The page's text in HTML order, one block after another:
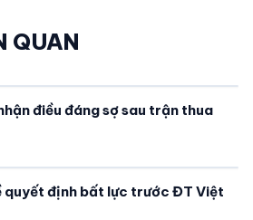
QUAN
điều đáng sợ sau trận thua
quyết định bất lực trước ĐT Việt